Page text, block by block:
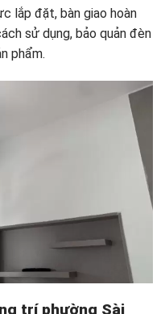
lắp đặt, bàn giao hoàn
sử dụng, bảo quản đèn
phẩm.
trí phường Sài